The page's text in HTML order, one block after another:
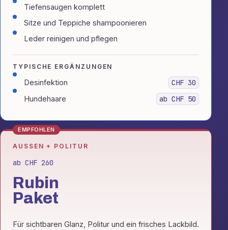
Tiefensaugen komplett
Sitze und Teppiche shampoonieren
Leder reinigen und pflegen
TYPISCHE ERGÄNZUNGEN
Desinfektion CHF 30
Hundehaare ab CHF 50
EMPFOHLEN
AUSSEN + POLITUR
ab CHF 260
Rubin
Paket
Für sichtbaren Glanz, Politur und ein frisches Lackbild.